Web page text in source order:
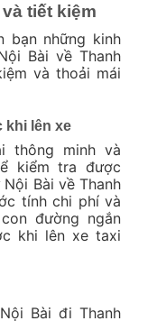
tiết kiệm
bạn những kinh
Bài về Thanh
và thoải mái
khi lên xe
thông minh và
kiểm tra được
Bài về Thanh
tính chi phí và
đường ngắn
khi lên xe taxi
Bài đi Thanh